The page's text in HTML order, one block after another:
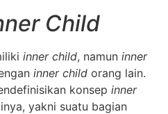
Child
inner child, namun inner
inner child orang lain.
konsep inner
yakni suatu bagian